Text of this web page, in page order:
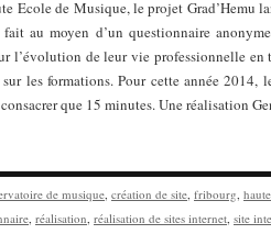
Ecole de Musique, le projet Grad’Hemu
au moyen d’un questionnaire
l’évolution de leur vie professionnelle
les formations. Pour cette année 2014,
que 15 minutes. Une réalisation
de musique, création de site, fribourg,
, réalisation, réalisation de sites internet, site